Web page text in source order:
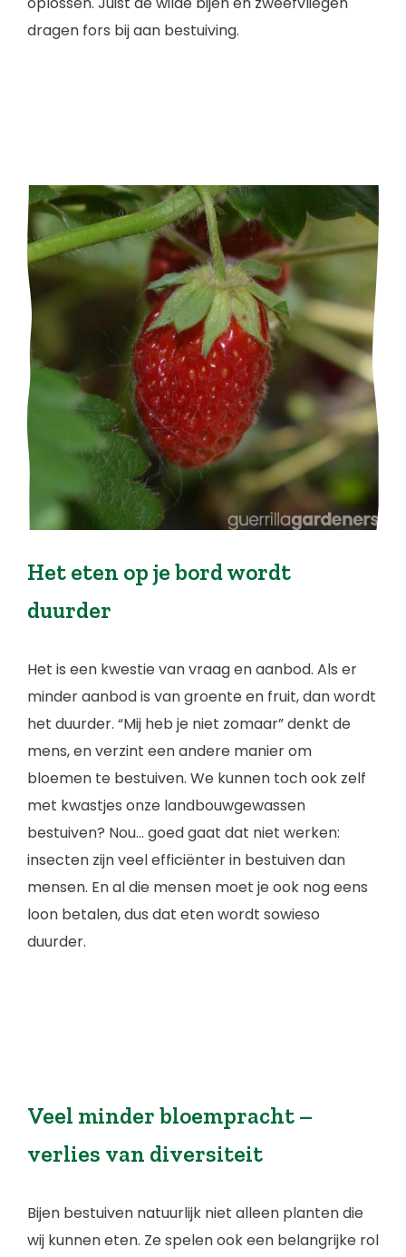
dragen fors bij aan bestuiving.
Het eten op je bord wordt
duurder
Het is een kwestie van vraag en aanbod. Als er
minder aanbod is van groente en fruit, dan wordt
het duurder. “Mij heb je niet zomaar” denkt de
mens, en verzint een andere manier om
bloemen te bestuiven. We kunnen toch ook zelf
met kwastjes onze landbouwgewassen
bestuiven? Nou… goed gaat dat niet werken:
insecten zijn veel efficiënter in bestuiven dan
mensen. En al die mensen moet je ook nog eens
loon betalen, dus dat eten wordt sowieso
duurder.
Veel minder bloempracht –
verlies van diversiteit
Bijen bestuiven natuurlijk niet alleen planten die
wij kunnen eten. Ze spelen ook een belangrijke rol